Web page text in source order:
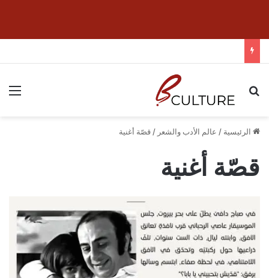
الرئيسية / عالم الأدب والشعر / قصّة أغنية
قصّة أغنية